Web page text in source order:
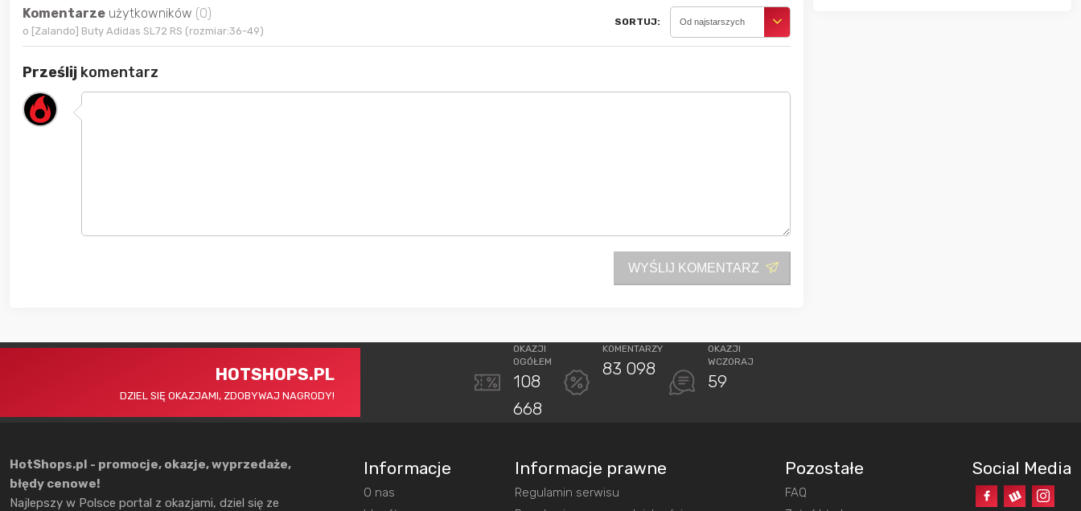
Komentarze użytkowników (0)
o [Zalando] Buty Adidas SL72 RS (rozmiar:36-49)
SORTUJ: Od najstarszych
Prześlij komentarz
WYŚLIJ KOMENTARZ
HOTSHOPS.PL
DZIEL SIĘ OKAZJAMI, ZDOBYWAJ NAGRODY!
OKAZJI
OGÓŁEM
108
668
KOMENTARZY
83 098
OKAZJI
WCZORAJ
59
HotShops.pl - promocje, okazje, wyprzedaże,
błędy cenowe!
Najlepszy w Polsce portal z okazjami, dziel się ze
Informacje
O nas
Informacje prawne
Regulamin serwisu
Pozostałe
FAQ
Social Media